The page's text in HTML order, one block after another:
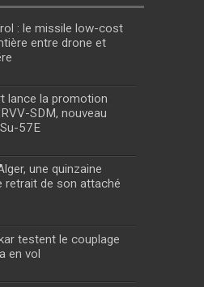
: le missile low-cost
entre drone et
lance la promotion
SDM, nouveau
57E
une quinzaine
retrait de son attaché
testent le couplage
en vol